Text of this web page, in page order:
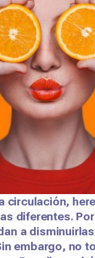
circulación,
diferentes.
a
embargo, no